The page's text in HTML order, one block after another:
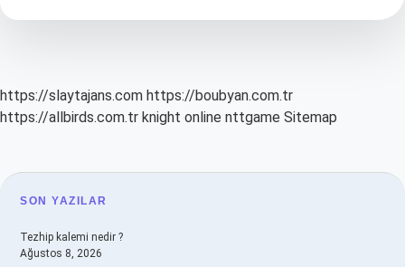
https://slaytajans.com https://boubyan.com.tr
https://allbirds.com.tr knight online nttgame Sitemap
SIDEBAR
SON YAZILAR
Tezhip kalemi nedir ?
Ağustos 8, 2026